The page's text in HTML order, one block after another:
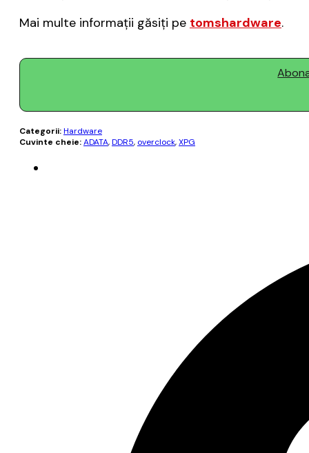
Mai multe informații găsiți pe tomshardware.
Categorii:Hardware
Cuvinte cheie:ADATA,DDR5, overclock,XPG